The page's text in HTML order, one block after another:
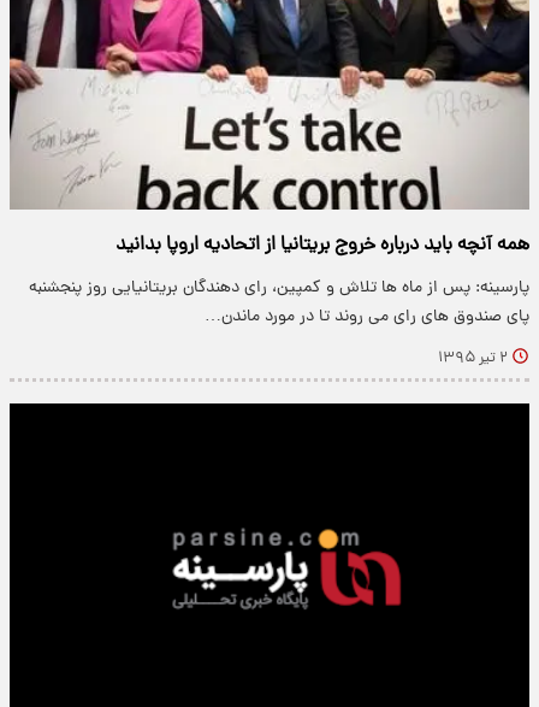
همه آنچه باید درباره خروج بریتانیا از اتحادیه اروپا بدانید
پارسینه: پس از ماه ها تلاش و کمپین، رای دهندگان بریتانیایی روز پنجشنبه
پای صندوق های رای می روند تا در مورد ماندن…
۲ تیر ۱۳۹۵